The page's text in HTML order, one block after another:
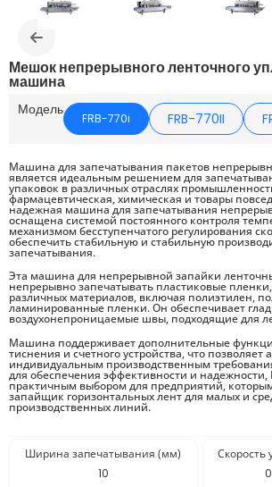
Мешок непрерывного ленточного
машина
Модель
FRB-770i FRB-770II
Машина для запечатывания пакетов
является идеальным решением для
упаковок в различных отраслях
фармацевтическая, химическая и товары
надежная машина для запечатывания
оснащена системой постоянного контроля
механизмом бесступенчатого регулирования
обеспечить стабильную и стабильную
запечатывания.
Эта машина для непрерывной запайки
непрерывно запечатывать пластиковые
различных материалов, включая полиэтилен,
ламинированные пленки. Он обеспечивает
воздухонепроницаемые швы, подходящие для
Машина поддерживает дополнительные
тиснения и счетного устройства, что позволяет
индивидуальным производственным
для обеспечения эффективности и надежности,
практичным выбором для предприятий,
запайщик горизонтальных лент для малых и
производственных линий.
Ширина запечатывания (мм)
10
Скорость